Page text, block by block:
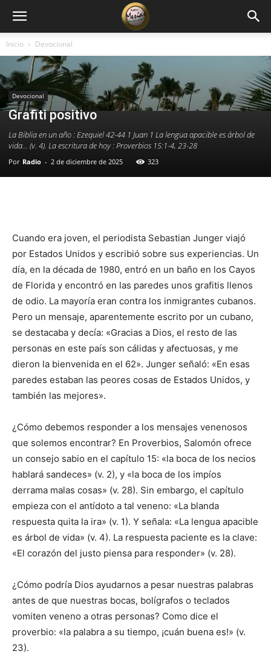
Inicio Devocional
Devocional
Grafiti positivo
La Biblia en un año : Ezequiel 42-44 1 Juan 1 La lengua apacible es árbol de
vida… (v. 4). La escritura de hoy : Proverbios 15:1-4, 23-28
Por Radio - 2 de diciembre de 2025 323
Cuando era joven, el periodista Sebastian Junger viajó
por Estados Unidos y escribió sobre sus experiencias. Un
día, en la década de 1980, entró en un baño en los Cayos
de Florida y encontró en las paredes unos grafitis llenos
de odio. La mayoría eran contra los inmigrantes cubanos.
Pero un mensaje, aparentemente escrito por un cubano,
se destacaba y decía: «Gracias a Dios, el resto de las
personas en este país son cálidas y afectuosas, y me
dieron la bienvenida en el 62». Junger señaló: «En esas
paredes estaban las peores cosas de Estados Unidos, y
también las mejores».
¿Cómo debemos responder a los mensajes venenosos
que solemos encontrar? En Proverbios, Salomón ofrece
un consejo sabio en el capítulo 15: «la boca de los necios
hablará sandeces» (v. 2), y «la boca de los impíos
derrama malas cosas» (v. 28). Sin embargo, el capítulo
empieza con el antídoto a tal veneno: «La blanda
respuesta quita la ira» (v. 1). Y señala: «La lengua apacible
es árbol de vida» (v. 4). La respuesta paciente es la clave:
«El corazón del justo piensa para responder» (v. 28).
¿Cómo podría Dios ayudarnos a pesar nuestras palabras
antes de que nuestras bocas, bolígrafos o teclados
vomiten veneno a otras personas? Como dice el
proverbio: «la palabra a su tiempo, ¡cuán buena es!» (v.
23).